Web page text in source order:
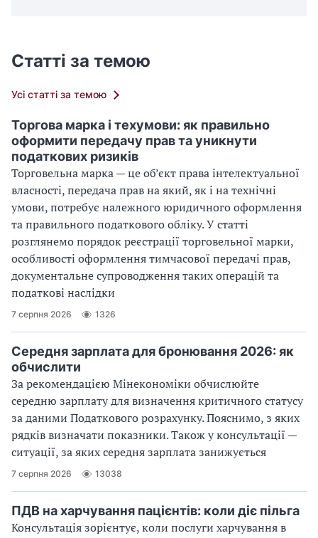
Статті за темою
Усі статті за темою
Торгова марка і техумови: як правильно
оформити передачу прав та уникнути
податкових ризиків
Торговельна марка — це об’єкт права інтелектуальної
власності, передача прав на який, як і на технічні
умови, потребує належного юридичного оформлення
та правильного податкового обліку. У статті
розглянемо порядок реєстрації торговельної марки,
особливості оформлення тимчасової передачі прав,
документальне супроводження таких операцій та
податкові наслідки
7 серпня 2026 1326
Середня зарплата для бронювання 2026: як
обчислити
За рекомендацією Мінекономіки обчислюйте
середню зарплату для визначення критичного статусу
за даними Податкового розрахунку. Пояснимо, з яких
рядків визначати показники. Також у консультації —
ситуації, за яких середня зарплата занижується
7 серпня 2026 13038
ПДВ на харчування пацієнтів: коли діє пільга
Консультація зорієнтує, коли послуги харчування в